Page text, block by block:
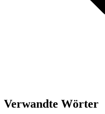
Verwandte Wörter